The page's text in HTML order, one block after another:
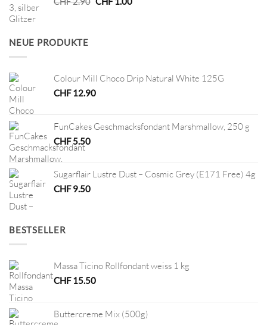
NEUE PRODUKTE
Colour Mill Choco Drip Natural White 125G
CHF12.90
FunCakes Geschmacksfondant Marshmallow, 250 g
CHF5.50
Sugarflair Lustre Dust – Cosmic Grey (E171 Free) 4g
CHF9.50
BESTSELLER
Massa Ticino Rollfondant weiss 1 kg
CHF15.50
Buttercreme Mix (500g)